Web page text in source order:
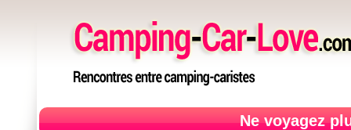
Ne voyagez